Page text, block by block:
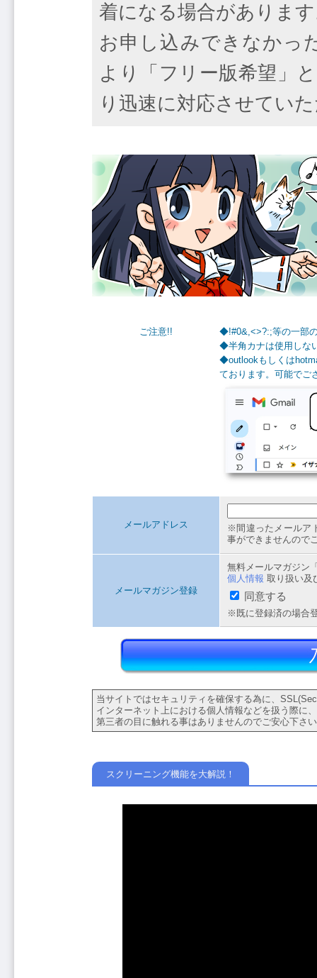
着になる場合がありま
お申し込みできなかっ
より「フリー版希望」
り迅速に対応させてい
ご注意!!
◆!#0&,<>?:;等の一部
◆半角カナは使用しな
◆outlookもしくは
ております。可能でご
メールアドレス
※間違ったメールア
事ができませんので
メールマガジン登録
無料メールマガジン
個人情報 取り扱い及
同意する
※既に登録済の場合
当サイトではセキュリティを確保する為に、
インターネット上における個人情報などを扱う際に
第三者の目に触れる事はありませんのでご安心下さ
スクリーニング機能を大解説！